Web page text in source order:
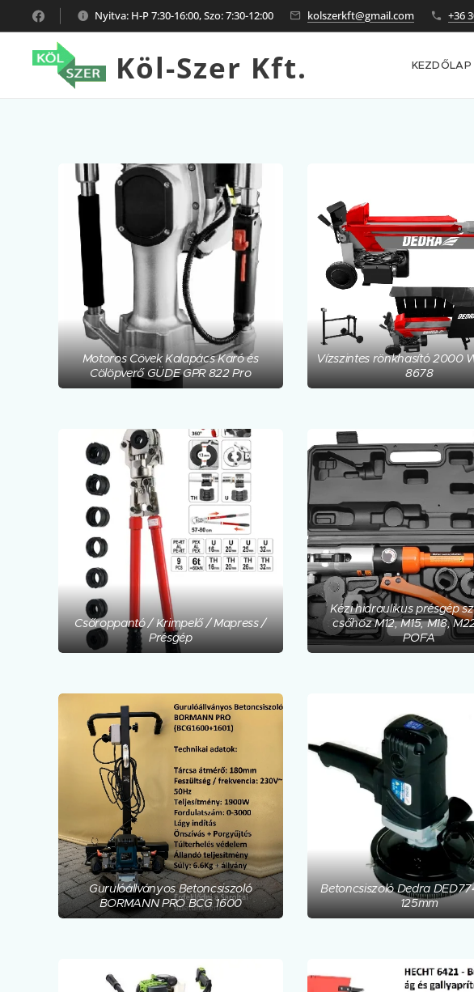
Nyitva: H-P 7:30-16:00, Szo: 7:30-12:00 kolszerkft@gmail.com +36
Köl-Szer Kft. KEZDŐLAP
Motoros Cövek Kalapács Karó és
Cölöpverő GÜDE GPR 822 Pro
Vízszintes rönkhasító 2000
8678
Csőroppantó / Krimpelő / Mapress /
Présgép
Kézi hidraulikus présgép
csőhöz M12, M15, M18,
POFA
Gurulóállványos Betoncsiszoló
BORMANN PRO BCG 1600
Betoncsiszoló Dedra
125mm